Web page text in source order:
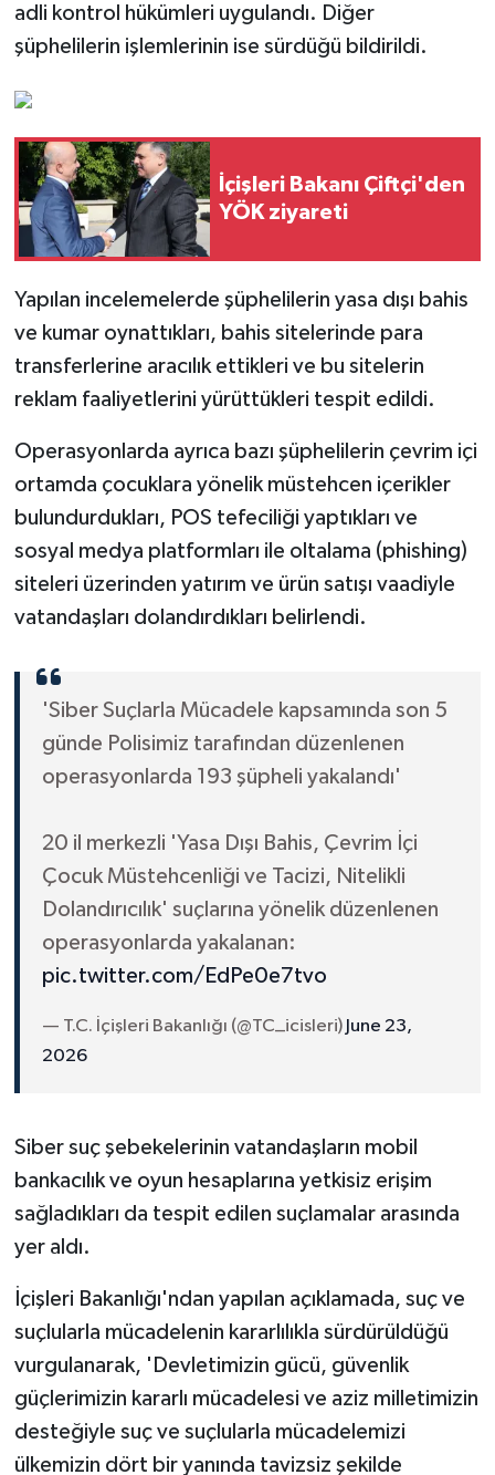
adli kontrol hükümleri uygulandı. Diğer
şüphelilerin işlemlerinin ise sürdüğü bildirildi.
İçişleri Bakanı Çiftçi'den
YÖK ziyareti
Yapılan incelemelerde şüphelilerin yasa dışı bahis
ve kumar oynattıkları, bahis sitelerinde para
transferlerine aracılık ettikleri ve bu sitelerin
reklam faaliyetlerini yürüttükleri tespit edildi.
Operasyonlarda ayrıca bazı şüphelilerin çevrim içi
ortamda çocuklara yönelik müstehcen içerikler
bulundurdukları, POS tefeciliği yaptıkları ve
sosyal medya platformları ile oltalama (phishing)
siteleri üzerinden yatırım ve ürün satışı vaadiyle
vatandaşları dolandırdıkları belirlendi.
'Siber Suçlarla Mücadele kapsamında son 5
günde Polisimiz tarafından düzenlenen
operasyonlarda 193 şüpheli yakalandı'
20 il merkezli 'Yasa Dışı Bahis, Çevrim İçi
Çocuk Müstehcenliği ve Tacizi, Nitelikli
Dolandırıcılık' suçlarına yönelik düzenlenen
operasyonlarda yakalanan:
pic.twitter.com/EdPe0e7tvo
— T.C. İçişleri Bakanlığı (@TC_icisleri) June 23,
2026
Siber suç şebekelerinin vatandaşların mobil
bankacılık ve oyun hesaplarına yetkisiz erişim
sağladıkları da tespit edilen suçlamalar arasında
yer aldı.
İçişleri Bakanlığı'ndan yapılan açıklamada, suç ve
suçlularla mücadelenin kararlılıkla sürdürüldüğü
vurgulanarak, 'Devletimizin gücü, güvenlik
güçlerimizin kararlı mücadelesi ve aziz milletimizin
desteğiyle suç ve suçlularla mücadelemizi
ülkemizin dört bir yanında tavizsiz şekilde